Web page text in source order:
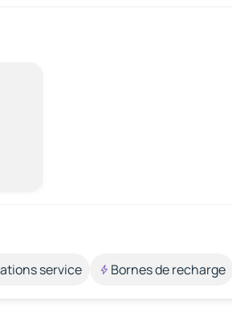
service Bornes de recharge